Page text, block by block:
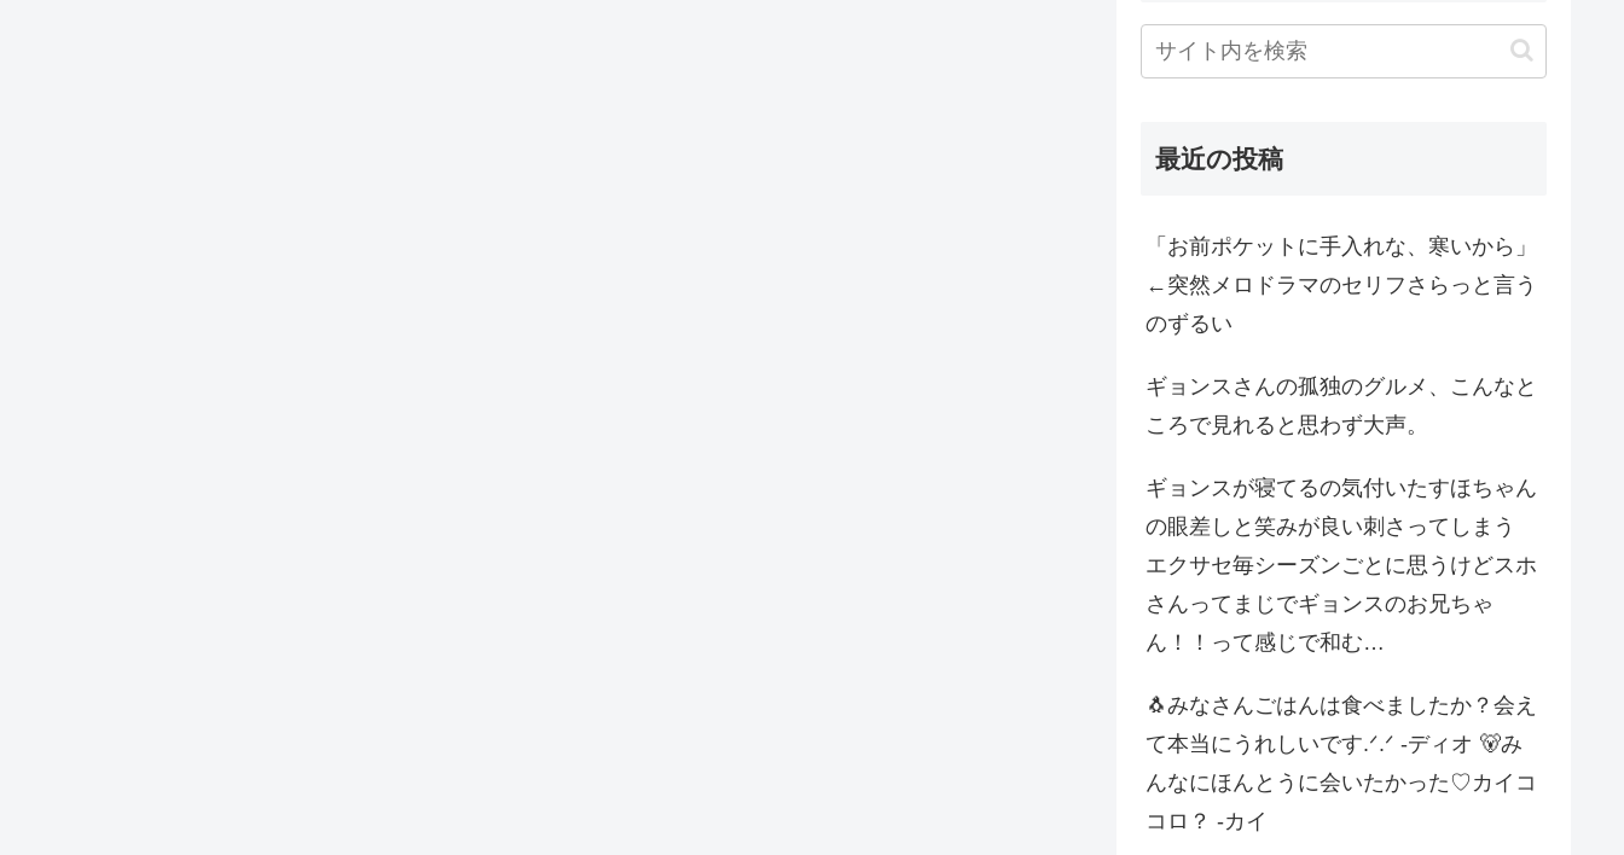
最近の投稿
「お前ポケットに手入れな、寒いから」
←突然メロドラマのセリフさらっと言う
のずるい
ギョンスさんの孤独のグルメ、こんなと
ころで見れると思わず大声。
ギョンスが寝てるの気付いたすほちゃん
の眼差しと笑みが良い刺さってしまう
エクサセ毎シーズンごとに思うけどスホ
さんってまじでギョンスのお兄ちゃ
ん！！って感じで和む…
🐧みなさんごはんは食べましたか？会え
て本当にうれしいです.ᐟ.ᐟ -ディオ 🐻み
んなにほんとうに会いたかった♡カイコ
コロ？ -カイ